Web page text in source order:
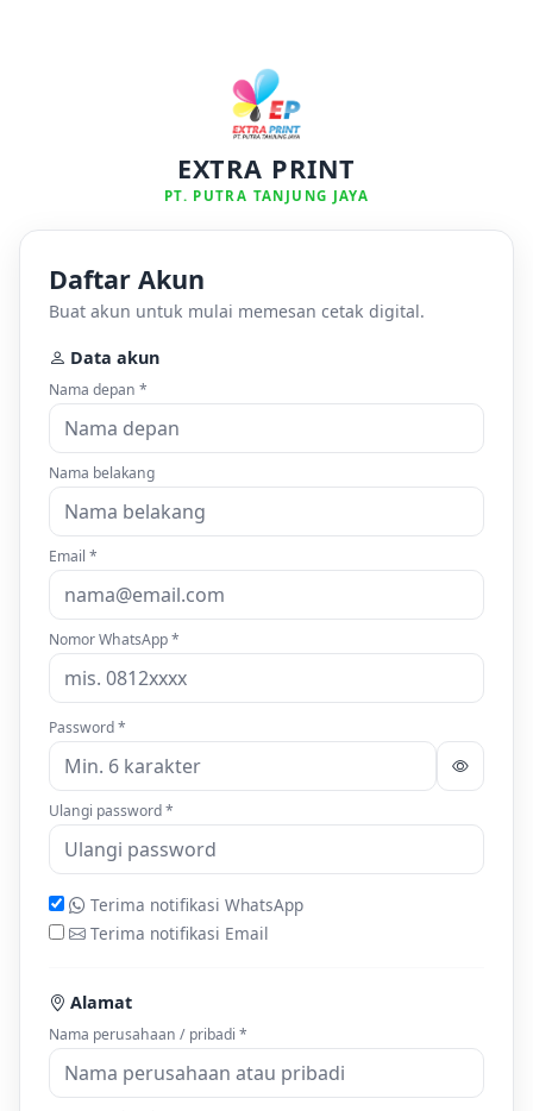
EXTRA PRINT
PT. PUTRA TANJUNG JAYA
Daftar Akun
Buat akun untuk mulai memesan cetak digital.
Data akun
Nama depan *
Nama belakang
Email *
Nomor WhatsApp *
Password *
Ulangi password *
Terima notifikasi WhatsApp
Terima notifikasi Email
Alamat
Nama perusahaan / pribadi *